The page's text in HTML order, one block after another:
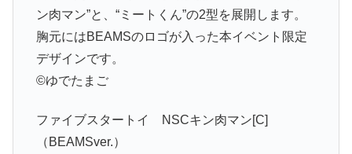
ン肉マン”と、“ミートくん”の2型を展開します。
胸元にはBEAMSのロゴが入った本イベント限定
デザインです。
©️ゆでたまご
ファイブスタートイ NSCキン肉マン[C]
（BEAMSver.）